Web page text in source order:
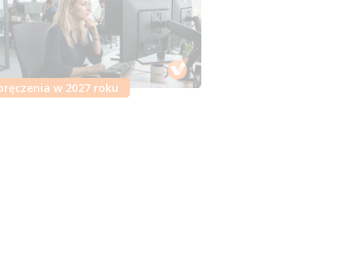
w 2027 roku